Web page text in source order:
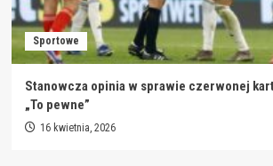
Sportowe
Stanowcza opinia w sprawie czerwonej
„To pewne”
16 kwietnia, 2026